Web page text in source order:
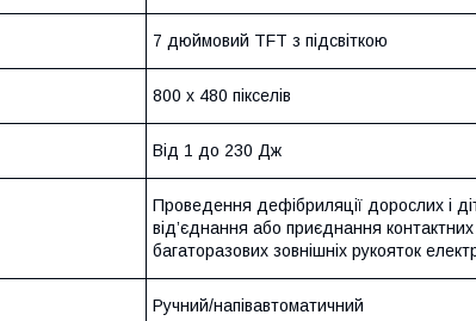
7 дюймовий TFT з підсвіткою
800 х 480 пікселів
Від 1 до 230 Дж
Проведення дефібриляції дорослих і
від’єднання або приєднання
багаторазових зовнішніх рукояток
Ручний/напівавтоматичний